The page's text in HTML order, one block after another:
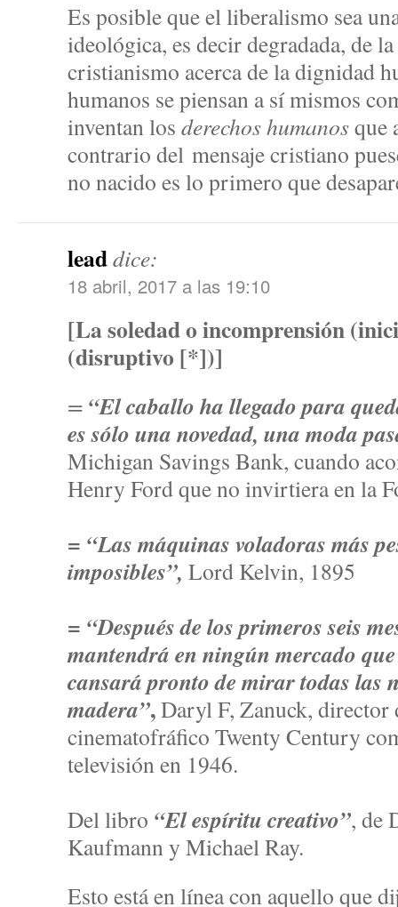
Es posible que el liberalismo sea
ideológica, es decir degradada, de
cristianismo acerca de la dignidad
humanos se piensan a sí mismos
inventan los derechos humanosque
contrario del mensaje cristiano
no nacido es lo primero que
leaddice:
18 abril, 2017 a las 19:10
[La soledad o incomprensión
(disruptivo [*])]
= “El caballo ha llegado para
es sólo una novedad, una moda
Michigan Savings Bank, cuando
Henry Ford que no invirtiera en la
= “Las máquinas voladoras más
imposibles”, Lord Kelvin, 1895
= “Después de los primeros seis
mantendrá en ningún mercado
cansará pronto de mirar todas las
madera”,Daryl F, Zanuck, director
cinematofráfico Twenty Century
televisión en 1946.
Del libro “El espíritu creativo”, de
Kaufmann y Michael Ray.
Esto está en línea con aquello que